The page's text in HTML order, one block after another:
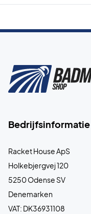
Bedrijfsinformatie
Racket House ApS
Holkebjergvej 120
5250 Odense SV
Denemarken
VAT: DK36931108